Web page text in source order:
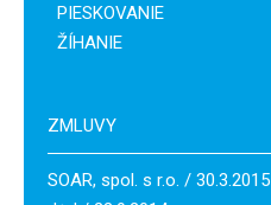
PIESKOVANIE
ŽÍHANIE
ZMLUVY
SOAR, spol. s r.o. / 30.3.2015